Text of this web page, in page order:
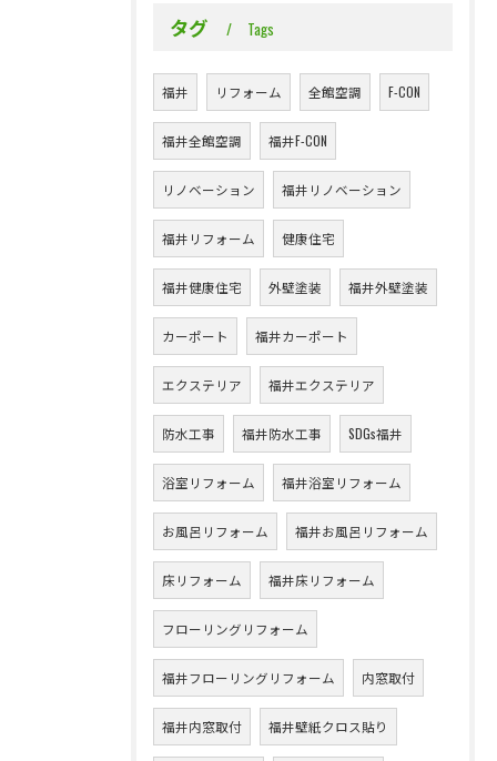
タグ Tags
福井 リフォーム 全館空調 F-CON
福井全館空調 福井F-CON
リノベーション 福井リノベーション
福井リフォーム 健康住宅
福井健康住宅 外壁塗装 福井外壁塗装
カーポート 福井カーポート
エクステリア 福井エクステリア
防水工事 福井防水工事 SDGs福井
浴室リフォーム 福井浴室リフォーム
お風呂リフォーム 福井お風呂リフォーム
床リフォーム 福井床リフォーム
フローリングリフォーム
福井フローリングリフォーム 内窓取付
福井内窓取付 福井壁紙クロス貼り